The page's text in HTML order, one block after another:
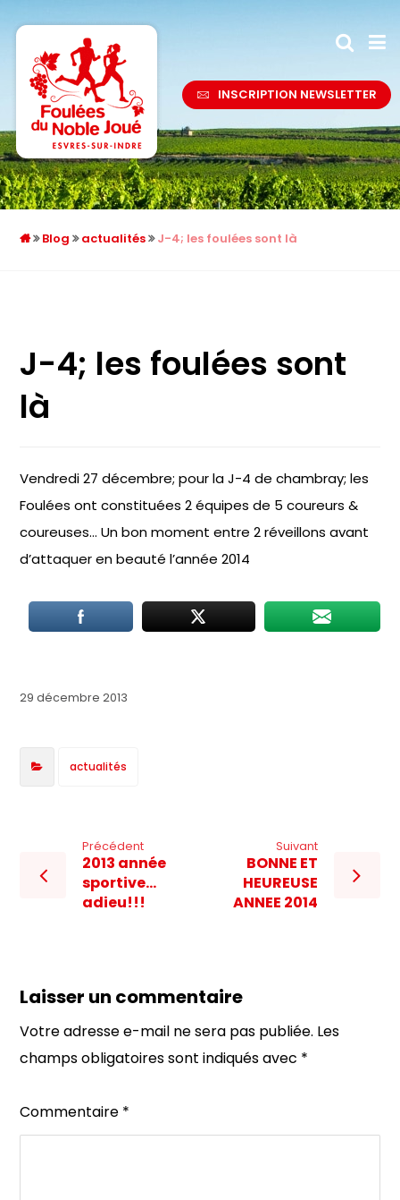
INSCRIPTION NEWSLETTER
Blog actualités J-4; les foulées sont là
J-4; les foulées sont
là
Vendredi 27 décembre; pour la J-4 de chambray; les
Foulées ont constituées 2 équipes de 5 coureurs &
coureuses… Un bon moment entre 2 réveillons avant
d’attaquer en beauté l’année 2014
29 décembre 2013
actualités
Précédent
2013 année
sportive…
adieu!!!
Suivant
BONNE ET
HEUREUSE
ANNEE 2014
Laisser un commentaire
Votre adresse e-mail ne sera pas publiée. Les
champs obligatoires sont indiqués avec *
Commentaire *